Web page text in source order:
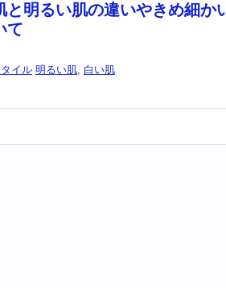
と明るい肌の違いやきめ細か
て
イル 明るい肌, 白い肌